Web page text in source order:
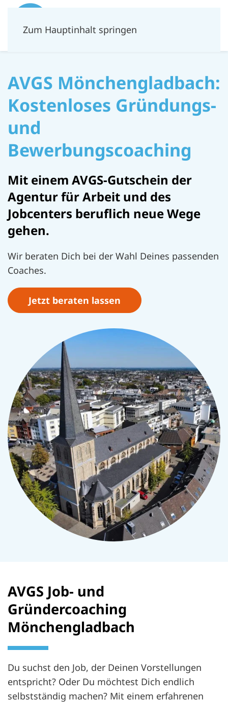
Zum Hauptinhalt springen
AVGS Mönchengladbach:
Kostenloses Gründungs-
und
Bewerbungscoaching
Mit einem AVGS-Gutschein der
Agentur für Arbeit und des
Jobcenters beruflich neue Wege
gehen.
Wir beraten Dich bei der Wahl Deines passenden
Coaches.
Jetzt beraten lassen
AVGS Job- und
Gründercoaching
Mönchengladbach
Du suchst den Job, der Deinen Vorstellungen
entspricht? Oder Du möchtest Dich endlich
selbstständig machen? Mit einem erfahrenen